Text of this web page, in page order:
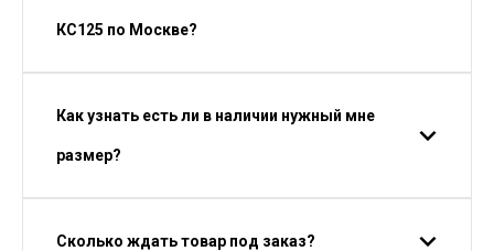
КС125 по Москве?
Как узнать есть ли в наличии нужный мне
размер?
Сколько ждать товар под заказ?